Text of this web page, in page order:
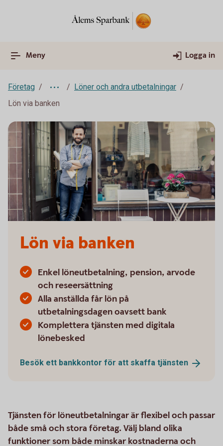
Meny Logga in
Företag
Löner och andra utbetalningar
Lön via banken
Lön via banken
Enkel löneutbetalning, pension, arvode
och reseersättning
Alla anställda får lön på
utbetalningsdagen oavsett bank
Komplettera tjänsten med digitala
lönebesked
Besök ett bankkontor för att skaffa tjänsten
Tjänsten för löneutbetalningar är flexibel och passar
både små och stora företag. Välj bland olika
funktioner som både minskar kostnaderna och